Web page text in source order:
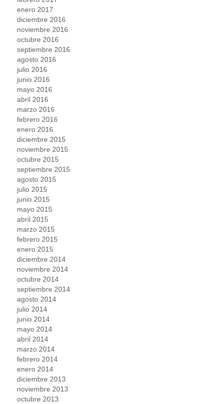
enero 2017
diciembre 2016
noviembre 2016
octubre 2016
septiembre 2016
agosto 2016
julio 2016
junio 2016
mayo 2016
abril 2016
marzo 2016
febrero 2016
enero 2016
diciembre 2015
noviembre 2015
octubre 2015
septiembre 2015
agosto 2015
julio 2015
junio 2015
mayo 2015
abril 2015
marzo 2015
febrero 2015
enero 2015
diciembre 2014
noviembre 2014
octubre 2014
septiembre 2014
agosto 2014
julio 2014
junio 2014
mayo 2014
abril 2014
marzo 2014
febrero 2014
enero 2014
diciembre 2013
noviembre 2013
octubre 2013